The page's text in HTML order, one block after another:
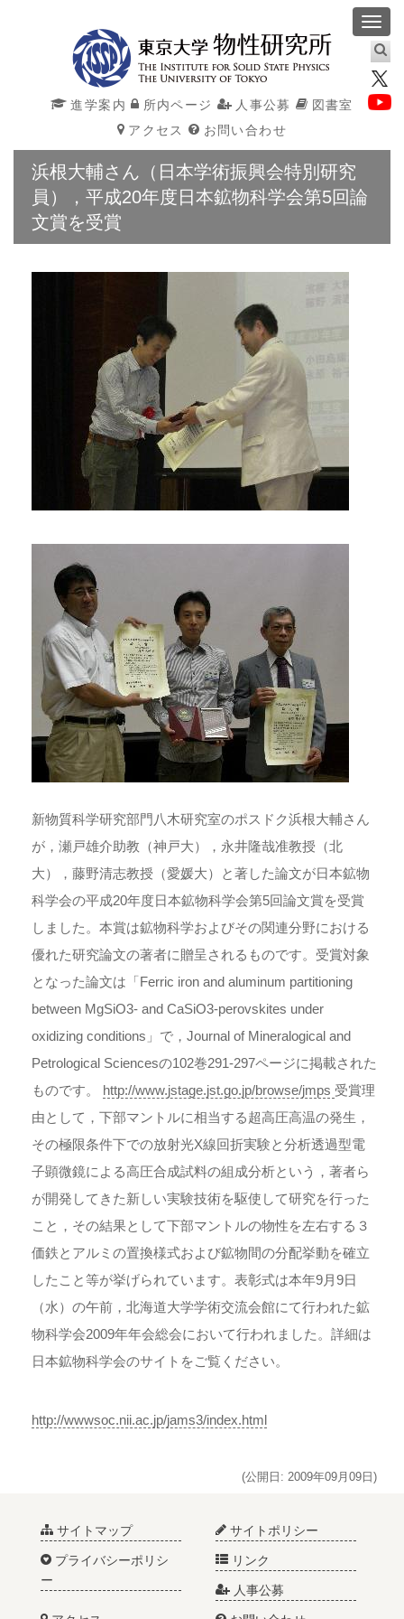
進学案内 所内ページ 人事公募
図書室
アクセス
お問い合わせ
浜根大輔さん（日本学術振興会特別研究
員），平成20年度日本鉱物科学会第5回論
文賞を受賞
新物質科学研究部門八木研究室のポスドク浜根大輔さん
が，瀬戸雄介助教（神戸大），永井隆哉准教授（北
大），藤野清志教授（愛媛大）と著した論文が日本鉱物
科学会の平成20年度日本鉱物科学会第5回論文賞を受賞
しました。本賞は鉱物科学およびその関連分野における
優れた研究論文の著者に贈呈されるものです。受賞対象
となった論文は「Ferric iron and aluminum partitioning
between MgSiO3- and CaSiO3-perovskites under
oxidizing conditions」で，Journal of Mineralogical and
Petrological Sciencesの102巻291-297ページに掲載された
ものです。 http://www.jstage.jst.go.jp/browse/jmps 受賞理
由として，下部マントルに相当する超高圧高温の発生，
その極限条件下での放射光X線回折実験と分析透過型電
子顕微鏡による高圧合成試料の組成分析という，著者ら
が開発してきた新しい実験技術を駆使して研究を行った
こと，その結果として下部マントルの物性を左右する３
価鉄とアルミの置換様式および鉱物間の分配挙動を確立
したこと等が挙げられています。表彰式は本年9月9日
（水）の午前，北海道大学学術交流会館にて行われた鉱
物科学会2009年年会総会において行われました。詳細は
日本鉱物科学会のサイトをご覧ください。
http://wwwsoc.nii.ac.jp/jams3/index.html
(公開日: 2009年09月09日)
サイトマップ サイトポリシー
プライバシーポリシ
ー
リンク
人事公募